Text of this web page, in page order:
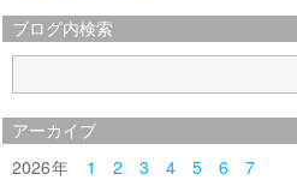
ブログ内検索
アーカイブ
2026 1 2 3 4 5 6
7